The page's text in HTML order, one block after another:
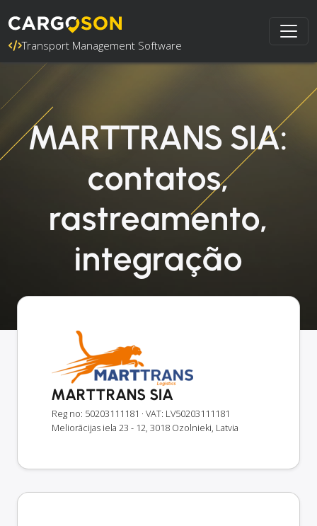
Transport Management Software
MARTTRANS SIA:
contatos,
rastreamento,
integração
MARTTRANS SIA
Reg no: 50203111181 · VAT: LV50203111181
Meliorācijas iela 23 - 12, 3018 Ozolnieki, Latvia